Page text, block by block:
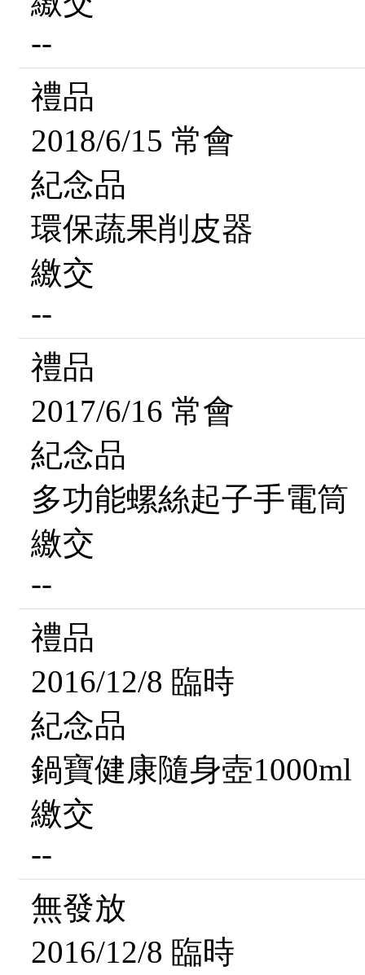
--
禮品
2018/6/15 常會
紀念品
環保蔬果削皮器
繳交
--
禮品
2017/6/16 常會
紀念品
多功能螺絲起子手電筒
繳交
--
禮品
2016/12/8 臨時
紀念品
鍋寶健康隨身壺1000ml
繳交
--
無發放
2016/12/8 臨時